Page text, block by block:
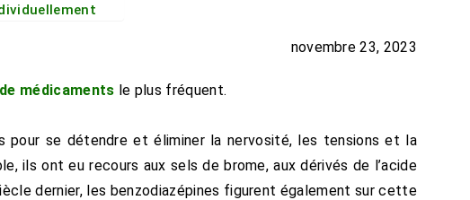
novembre 23, 2023
médicaments le plus fréquent.
pour se détendre et éliminer la nervosité, les tensions et la
ils ont eu recours aux sels de brome, aux dérivés de l’acide
dernier, les benzodiazépines figurent également sur cette